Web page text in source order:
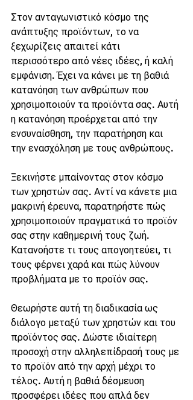
Στον ανταγωνιστικό κόσμο της
ανάπτυξης προϊόντων, το να
ξεχωρίζεις απαιτεί κάτι
περισσότερο από νέες ιδέες, ή καλή
εμφάνιση. Έχει να κάνει με τη βαθιά
κατανόηση των ανθρώπων που
χρησιμοποιούν τα προϊόντα σας. Αυτή
η κατανόηση προέρχεται από την
ενσυναίσθηση, την παρατήρηση και
την ενασχόληση με τους ανθρώπους.
Ξεκινήστε μπαίνοντας στον κόσμο
των χρηστών σας. Αντί να κάνετε μια
μακρινή έρευνα, παρατηρήστε πώς
χρησιμοποιούν πραγματικά το προϊόν
σας στην καθημερινή τους ζωή.
Κατανοήστε τι τους απογοητεύει, τι
τους φέρνει χαρά και πώς λύνουν
προβλήματα με το προϊόν σας.
Θεωρήστε αυτή τη διαδικασία ως
διάλογο μεταξύ των χρηστών και του
προϊόντος σας. Δώστε ιδιαίτερη
προσοχή στην αλληλεπίδρασή τους με
το προϊόν από την αρχή μέχρι το
τέλος. Αυτή η βαθιά δέσμευση
προσφέρει ιδέες που απλά δεν